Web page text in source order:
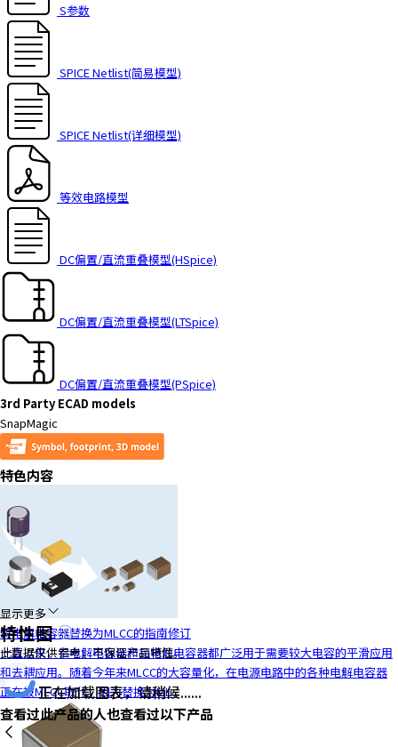
S参数
SPICE Netlist(简易模型)
SPICE Netlist(详细模型)
等效电路模型
DC偏置/直流重叠模型(HSpice)
DC偏置/直流重叠模型(LTSpice)
DC偏置/直流重叠模型(PSpice)
3rd Party ECAD models
SnapMagic
特色内容
将电解电容器替换为MLCC的指南修订
一直以来，铝电解电容器和钽电解电容器都广泛用于需要较大电容的平滑应用
和去耦应用。随着今年来MLCC的大容量化，在电源电路中的各种电解电容器
正在被MLCC取代。因为替换为ML...
显示更多
特性图
此数据仅供参考，不保证产品特性。
正在加载图表，请稍候......
查看过此产品的人也查看过以下产品